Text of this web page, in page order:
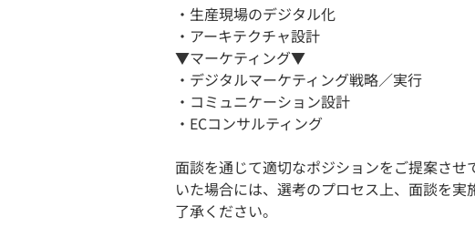
・生産現場のデジタル化
・アーキテクチャ設計
▼マーケティング▼
・デジタルマーケティング戦略／実行
・コミュニケーション設計
・ECコンサルティング
面談を通じて適切なポジションをご提案さ
いた場合には、選考のプロセス上、面談を
了承ください。